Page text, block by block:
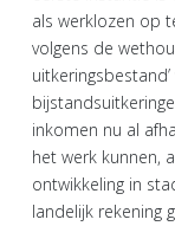
als werklozen op
volgens de
inkomen nu al
het werk kunnen,
ontwikkeling in
landelijk rekening